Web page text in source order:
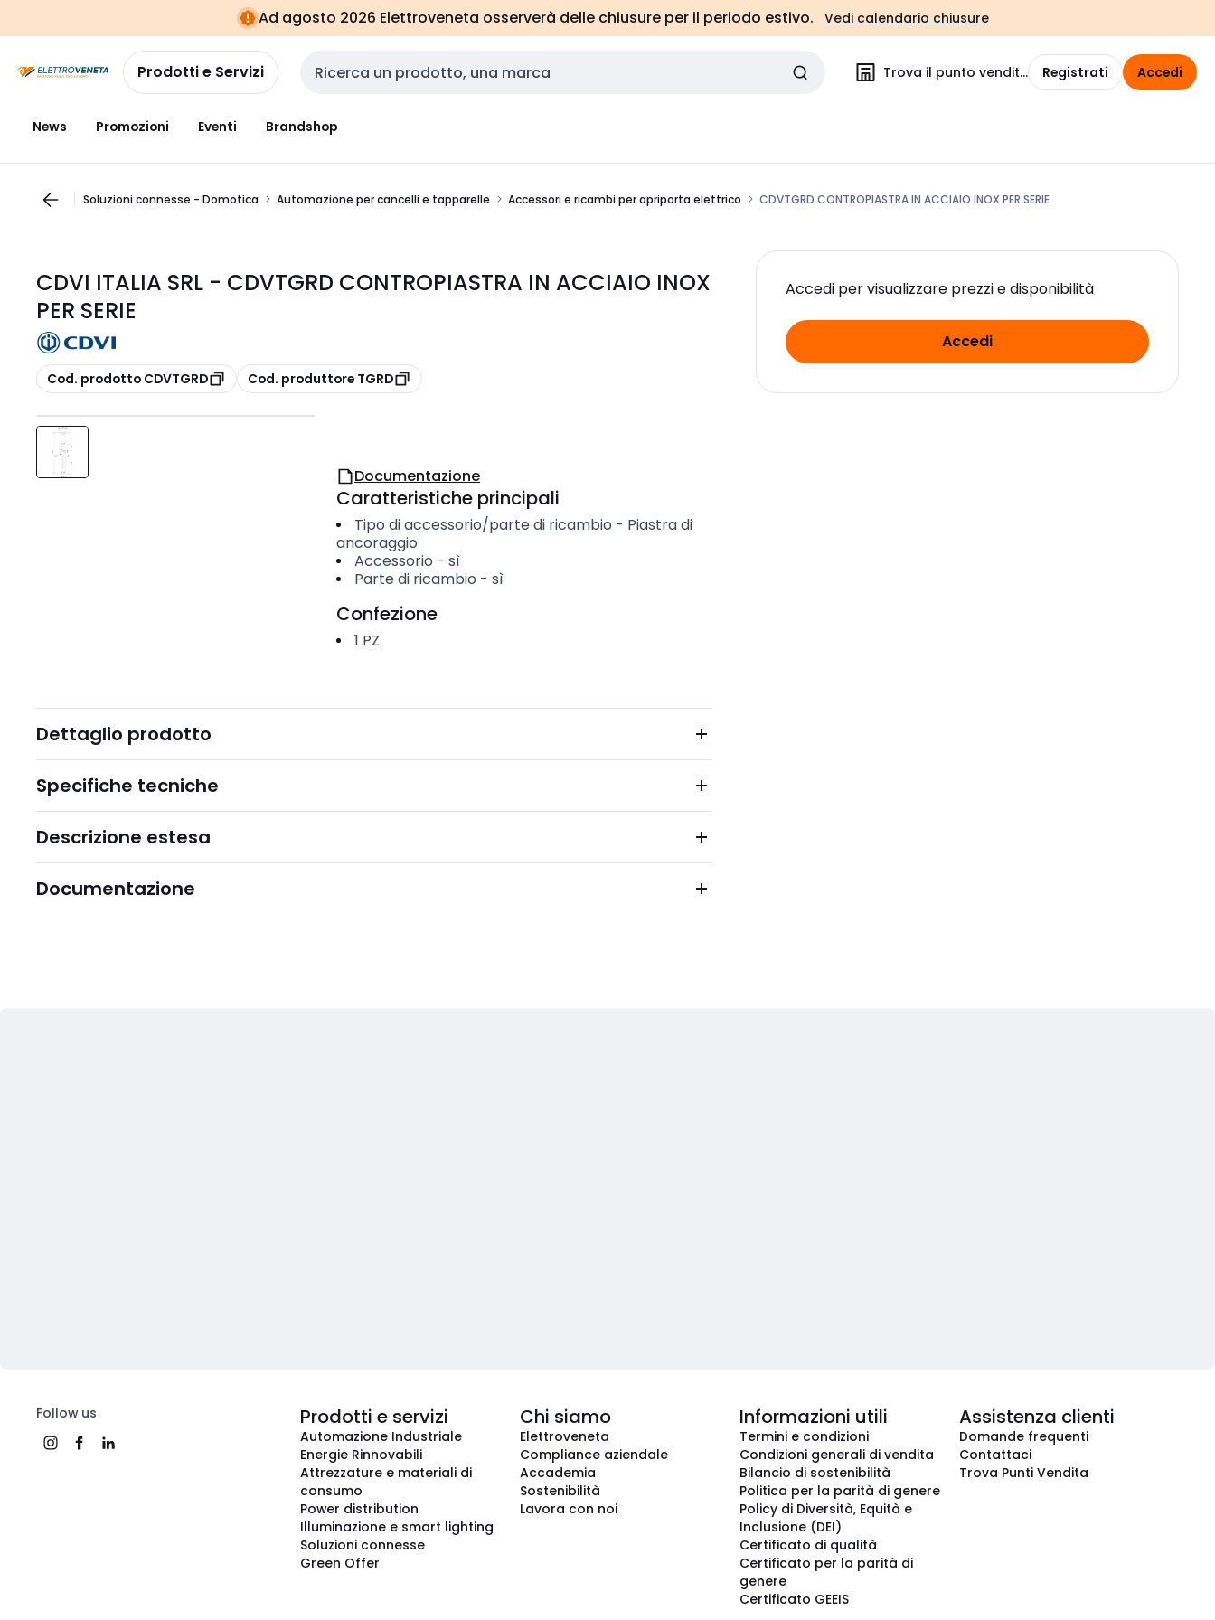
navigazionealla
pagina
Ad agosto 2026 Elettroveneta osserverà delle chiusure per il periodo estivo. Vedi calendario chiusure
Prodotti e Servizi Cerca input Trova il punto vendita Registrati Accedi
News Promozioni Eventi Brandshop
Soluzioni connesse - Domotica Automazione per cancelli e tapparelle Accessori e ricambi per apriporta elettrico CDVTGRD CONTROPIASTRA IN ACCIAIO INOX PER SERIE
CDVI ITALIA SRL - CDVTGRD CONTROPIASTRA IN ACCIAIO INOX
PER SERIE
copia
Cod. prodotto CDVTGRD copia
Cod. produttore TGRD
Accedi per visualizzare prezzi e disponibilità
Accedi
Documentazione
Caratteristiche principali
Tipo di accessorio/parte di ricambio - Piastra di
ancoraggio
Accessorio - sì
Parte di ricambio - sì
Confezione
1 PZ
Dettaglio prodotto
Specifiche tecniche
Descrizione estesa
Documentazione
Follow us Prodotti e servizi
Automazione Industriale
Energie Rinnovabili
Attrezzature e materiali di
consumo
Power distribution
Illuminazione e smart lighting
Soluzioni connesse
Green Offer
Chi siamo
Elettroveneta
Compliance aziendale
Accademia
Sostenibilità
Lavora con noi
Informazioni utili
Termini e condizioni
Condizioni generali di vendita
Bilancio di sostenibilità
Politica per la parità di genere
Policy di Diversità, Equità e
Inclusione (DEI)
Certificato di qualità
Certificato per la parità di
genere
Certificato GEEIS
Assistenza clienti
Domande frequenti
Contattaci
Trova Punti Vendita